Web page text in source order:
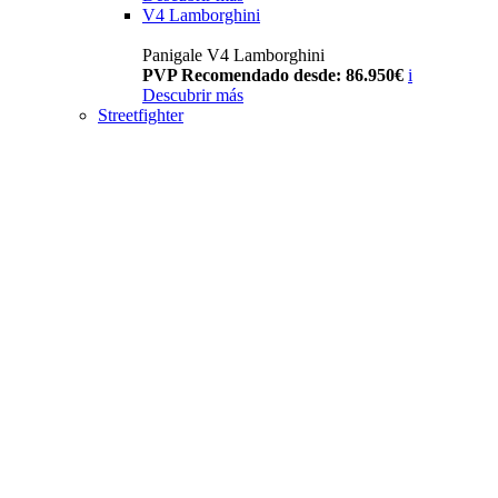
V4 Lamborghini
Panigale V4 Lamborghini
PVP Recomendado desde: 86.950€ i
Descubrir más
Streetfighter